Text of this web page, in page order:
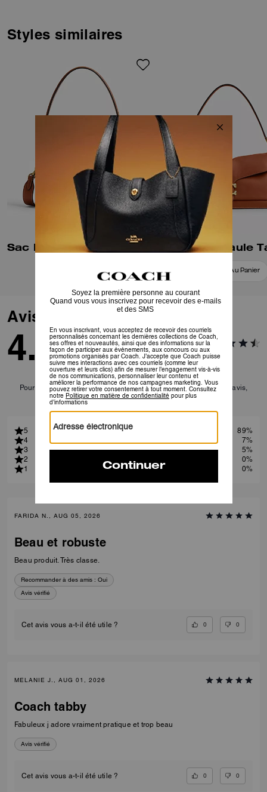
Styles similaires
Ajouter Au Panier Ajouter Au Panier
Avis
4.8 44 Avis
Pour plus d’informations sur la manière dont nous vérifions nos avis,
cliquezici.
5
89%
4
7%
3
5%
2
0%
1
0%
FARIDA N., AUG 05, 2026
Beau et robuste
Beau produit. Très classe.
Recommander à des amis : Oui
Avis vérifié
Cet avis vous a-t-il été utile ? 0 0
MELANIE J., AUG 01, 2026
Coach tabby
Fabuleux j adore vraiment pratique et trop beau
Avis vérifié
Cet avis vous a-t-il été utile ? 0 0